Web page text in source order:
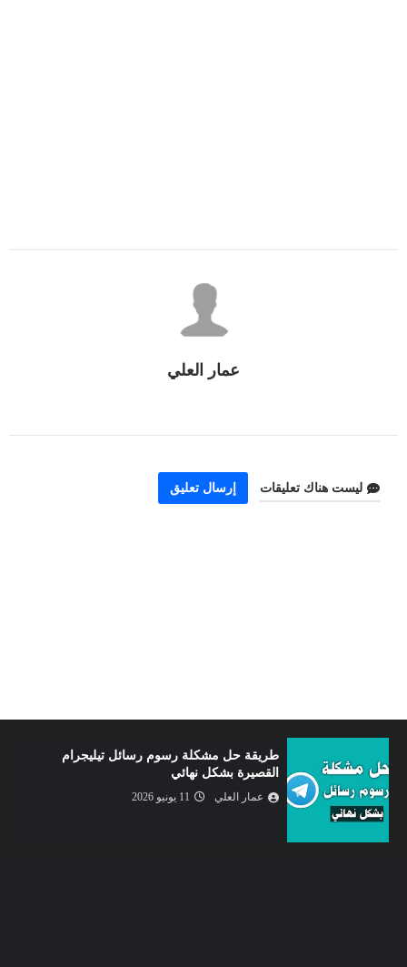
عمار العلي
ليست هناك تعليقات إرسال تعليق
الربح من الإنترنت عبر استخدام طريقة جديدة و
سهلة للغاية
عمار العلي 09 يونيو 2026